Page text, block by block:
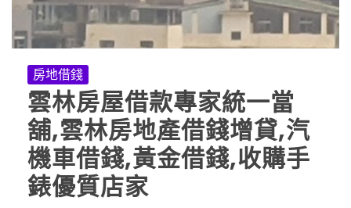
房地借錢
雲林房屋借款專家統一當
舖,雲林房地產借錢增貸,汽
機車借錢,黃金借錢,收購手
錶優質店家